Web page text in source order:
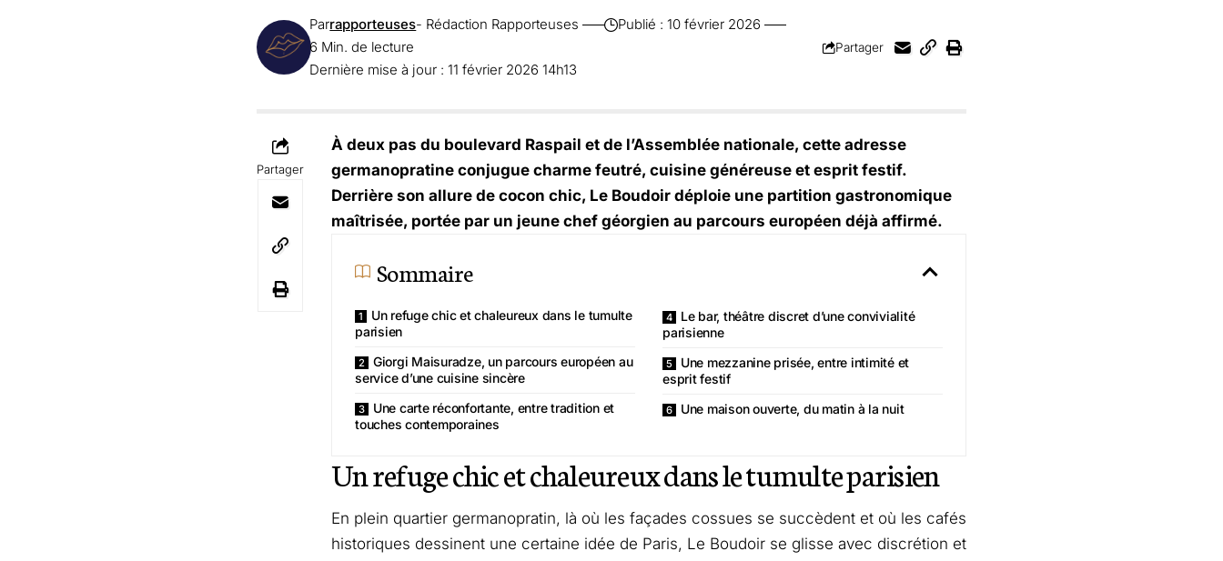
Dernière mise à jour : 11 février 2026 14h13
Parrapporteuses- Rédaction Rapporteuses
Publié : 10 février 2026
6 Min. de lecture
Partager
Partager
À deux pas du boulevard Raspail et de l’Assemblée nationale, cette adresse
germanopratine conjugue charme feutré, cuisine généreuse et esprit festif.
Derrière son allure de cocon chic, Le Boudoir déploie une partition gastronomique
maîtrisée, portée par un jeune chef géorgien au parcours européen déjà affirmé.
Sommaire
Un refuge chic et chaleureux dans le tumulte
parisien
Giorgi Maisuradze, un parcours européen au
service d’une cuisine sincère
Une carte réconfortante, entre tradition et
touches contemporaines
Le bar, théâtre discret d’une convivialité
parisienne
Une mezzanine prisée, entre intimité et
esprit festif
Une maison ouverte, du matin à la nuit
Un refuge chic et chaleureux dans le tumulte parisien
En plein quartier germanopratin, là où les façades cossues se succèdent et où les cafés
historiques dessinent une certaine idée de Paris, Le Boudoir se glisse avec discrétion et